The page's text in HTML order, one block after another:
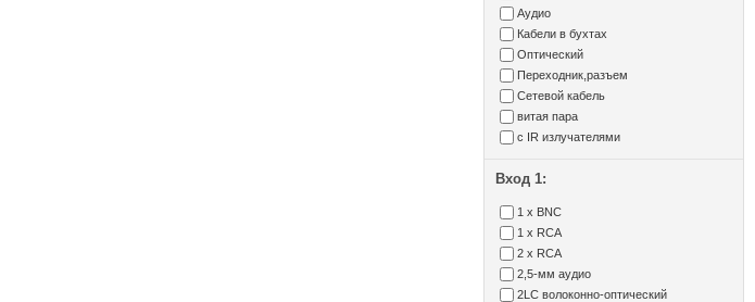
Аудио
Кабели в бухтах
Оптический
Переходник,разъем
Сетевой кабель
витая пара
с IR излучателями
Вход 1:
1 x BNC
1 x RCA
2 x RCA
2,5-мм аудио
2LC волоконно-оптический